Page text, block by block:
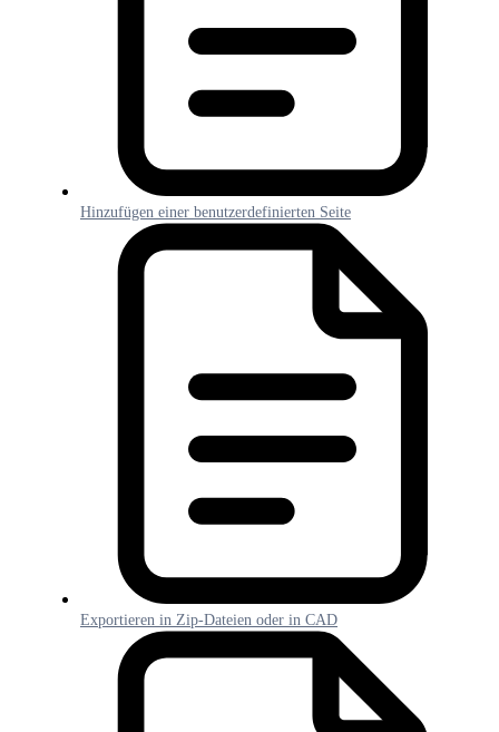
Hinzufügen einer benutzerdefinierten Seite
Exportieren in Zip-Dateien oder in CAD